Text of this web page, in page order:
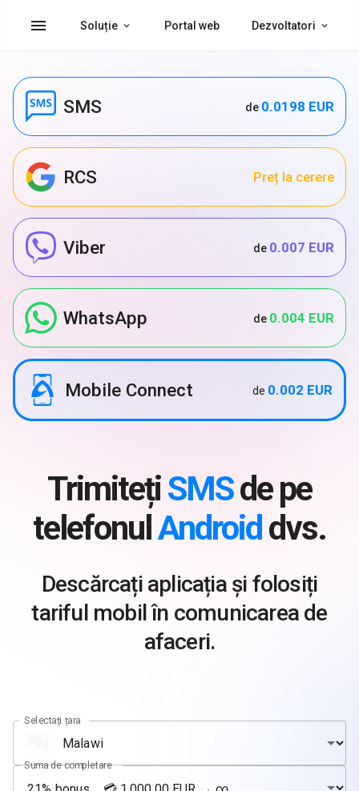
menu Soluție Portal web Dezvoltatori
SMS de 0.0198 EUR
RCS Preț la cerere
Viber de 0.007 EUR
WhatsApp de 0.004 EUR
Mobile Connect de 0.002 EUR
TrimitețiSMSde pe
telefonulAndroid dvs.
Descărcați aplicația și folosiți
tariful mobil în comunicarea de
afaceri.
Selectați țara
Suma de completare